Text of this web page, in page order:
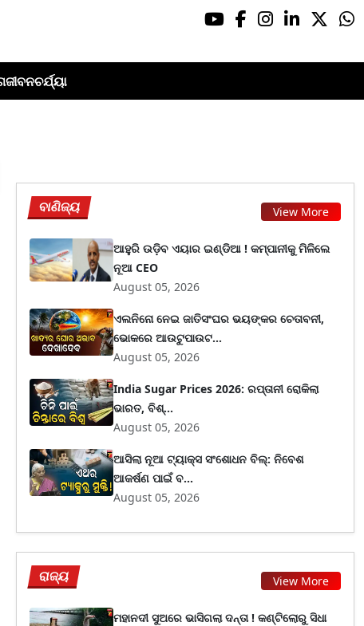
ଜୀବନଚର୍ଯ୍ୟା
ବାଣିଜ୍ୟ View More
ଆହୁରି ଉଡ଼ିବ ଏୟାର ଇଣ୍ଡିଆ ! କମ୍ପାନୀକୁ ମିଳିଲେ
ନୂଆ CEO
August 05, 2026
ଏଲନିନୋ ନେଇ ଜାତିସଂଘର ଭୟଙ୍କର ଚେତାବନୀ,
ଭୋକରେ ଆଉଟୁପାଉଟ...
August 05, 2026
India Sugar Prices 2026: ରପ୍ତାନୀ ରୋକିଲା
ଭାରତ, ବିଶ୍...
August 05, 2026
ଆସିଲା ନୂଆ ଟ୍ୟାକ୍ସ ସଂଶୋଧନ ବିଲ୍: ନିବେଶ
ଆକର୍ଷଣ ପାଇଁ ବ...
August 05, 2026
ରାଜ୍ୟ View More
ମହାନଦୀ ସୁଅରେ ଭାସିଗଲା ଦନ୍ତା ! କଣ୍ଟିଲୋରୁ ସିଧା